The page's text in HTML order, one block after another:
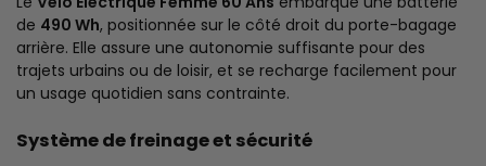
de 490 Wh, positionnée sur le côté droit du porte-bagage
arrière. Elle assure une autonomie suffisante pour des
trajets urbains ou de loisir, et se recharge facilement pour
un usage quotidien sans contrainte.
Système de freinage et sécurité